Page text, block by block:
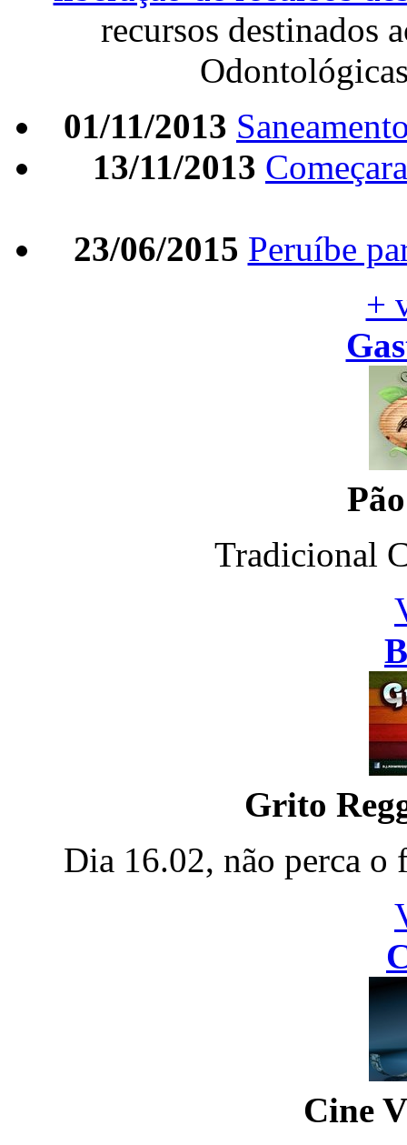
recursos destinados
01/11/2013
13/11/2013
23/06/2015 Peruíbe
+
Tradicional
Grito
Dia 16.02, não perca o
Cine